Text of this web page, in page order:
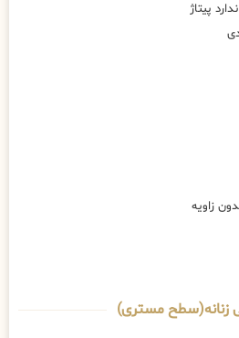
پیتاژ
زاویه
زنانه(سطح مستری)